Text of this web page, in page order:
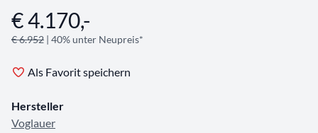
Angebotsinformationen
€ 4.170,-
€ 6.952 | 40% unter Neupreis*
Als Favorit speichern
Hersteller
Voglauer